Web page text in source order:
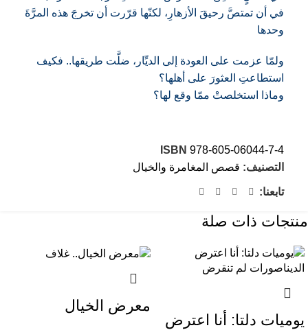
في أن تمتصَّ رحيقَ الأزهارِ، لكنّها قرّرت أن تخرجَ هذه المرَّةَ
وحدها
ولمّا عزمت على العودة إلى الديِّار، ضلَّت طريقها.. فكيف
استطاعتِ العثورَ على أهلها؟
وماذا استخلصتْ ممّا وقع لها؟
ISBN 978-605-06044-7-4
التصنيف: قصص المغامرة والخيال
تابعنا:
منتجات ذات صلة
يوميات دلتا: أنا اعترض
معرض الخيال